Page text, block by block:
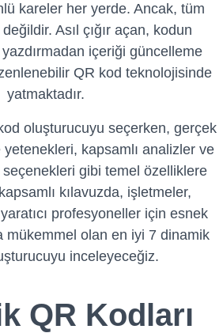
kareler her yerde. Ancak, tüm
Asıl çığır açan, kodun
içeriği güncelleme
QR kod teknolojisinde
yatmaktadır.
oluşturucuyu seçerken, gerçek
yetenekleri, kapsamlı analizler ve
gibi temel özelliklere
kılavuzda, işletmeler,
profesyoneller için esnek
mükemmel olan en iyi 7 dinamik
inceleyeceğiz.
QR Kodları